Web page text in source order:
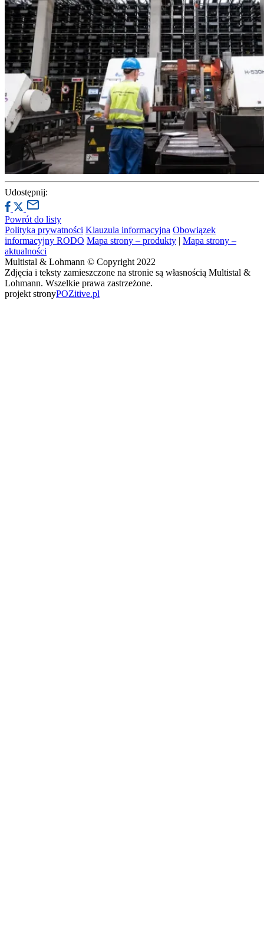
Udostępnij:
Powrót do listy
Polityka prywatności Klauzula informacyjna Obowiązek
informacyjny RODO Mapa strony – produkty | Mapa strony –
aktualności
Multistal & Lohmann © Copyright 2022
Zdjęcia i teksty zamieszczone na stronie są własnością Multistal &
Lohmann. Wszelkie prawa zastrzeżone.
projekt stronyPOZitive.pl